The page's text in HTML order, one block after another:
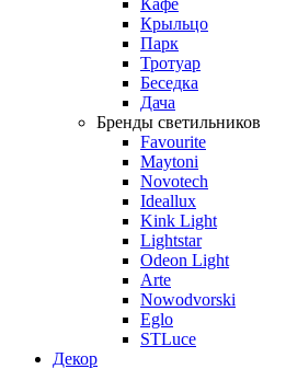
Кафе
Крыльцо
Парк
Тротуар
Беседка
Дача
Бренды светильников
Favourite
Maytoni
Novotech
Ideallux
Kink Light
Lightstar
Odeon Light
Arte
Nowodvorski
Eglo
STLuce
Декор